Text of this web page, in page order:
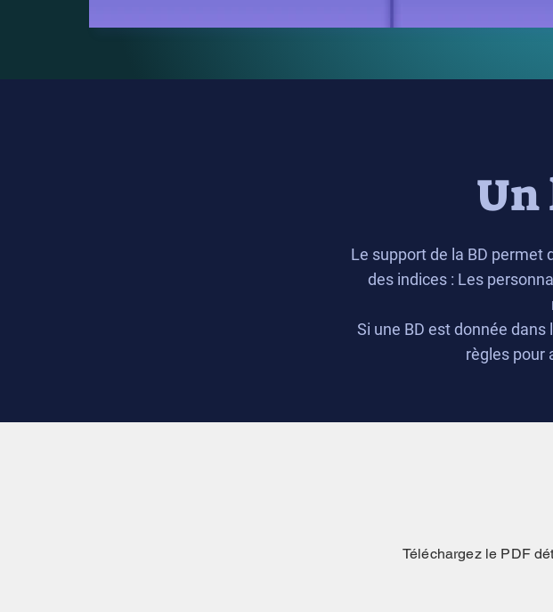
Un
Le support de la BD permet
des indices : Les
Si une BD est donnée
règles pour
Téléchargez le PDF